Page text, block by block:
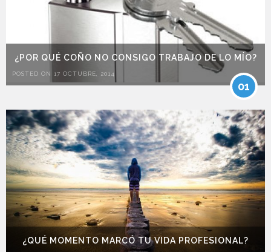
¿POR QUÉ COÑO NO CONSIGO TRABAJO DE LO MÍO?
POSTED ON 17 OCTUBRE, 2014
01
¿QUÉ MOMENTO MARCÓ TU VIDA PROFESIONAL?